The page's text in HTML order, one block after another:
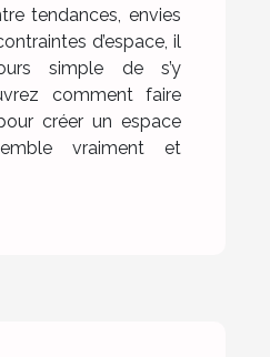
tendances, envies
d’espace, il
simple de s’y
comment faire
créer un espace
vraiment et